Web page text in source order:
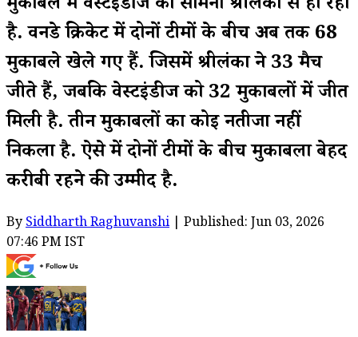
है. वनडे क्रिकेट में दोनों टीमों के बीच अब तक 68
मुकाबले खेले गए हैं. जिसमें श्रीलंका ने 33 मैच
जीते हैं, जबकि वेस्टइंडीज को 32 मुकाबलों में जीत
मिली है. तीन मुकाबलों का कोई नतीजा नहीं
निकला है. ऐसे में दोनों टीमों के बीच मुकाबला बेहद
करीबी रहने की उम्मीद है.
BySiddharth Raghuvanshi | Published: Jun 03, 2026
07:46 PM IST